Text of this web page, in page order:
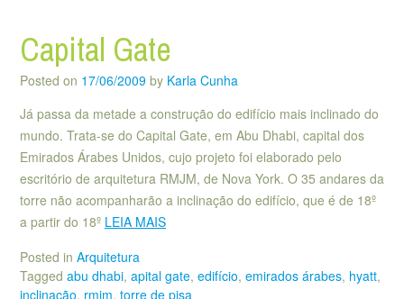
Capital Gate
Posted on 17/06/2009 by Karla Cunha
Já passa da metade a construção do edifício mais inclinado do
mundo. Trata-se do Capital Gate, em Abu Dhabi, capital dos
Emirados Árabes Unidos, cujo projeto foi elaborado pelo
escritório de arquitetura RMJM, de Nova York. O 35 andares da
torre não acompanharão a inclinação do edifício, que é de 18º
a partir do 18º LEIA MAIS
Posted in Arquitetura
Tagged abu dhabi, apital gate, edifício, emirados árabes, hyatt,
inclinação, rmjm, torre de pisa